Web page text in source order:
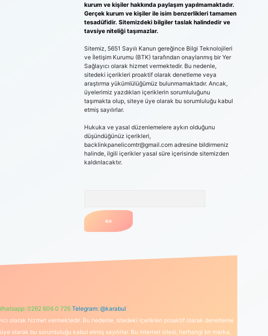
kurum ve kişiler hakkında paylaşım yapılmamaktadır.
Gerçek kurum ve kişiler ile isim benzerlikleri tamamen
tesadüfidir. Sitemizdeki bilgiler taslak halindedir ve
tavsiye niteliği taşımazlar.
Sitemiz, 5651 Sayılı Kanun gereğince Bilgi Teknolojileri
ve İletişim Kurumu (BTK) tarafından onaylanmış bir Yer
Sağlayıcı olarak hizmet vermektedir. Bu nedenle,
sitedeki içerikleri proaktif olarak denetleme veya
araştırma yükümlülüğümüz bulunmamaktadır. Ancak,
üyelerimiz yazdıkları içeriklerin sorumluluğunu
taşımakta olup, siteye üye olarak bu sorumluluğu kabul
etmiş sayılırlar.
Hukuka ve yasal düzenlemelere aykırı olduğunu
düşündüğünüz içerikleri,
backlinkpanelicomtr@gmail.comadresine bildirmeniz
halinde, ilgili içerikler yasal süre içerisinde sitemizden
kaldırılacaktır.
0262 606 0 726 Telegram: @karabul
olarak hizmet vermektedir. Bu nedenle, sitedeki içerikleri proaktif olarak denetleme
olarak bu sorumluluğu kabul etmiş sayılırlar. Bu internet sitesi, herhangi bir marka,